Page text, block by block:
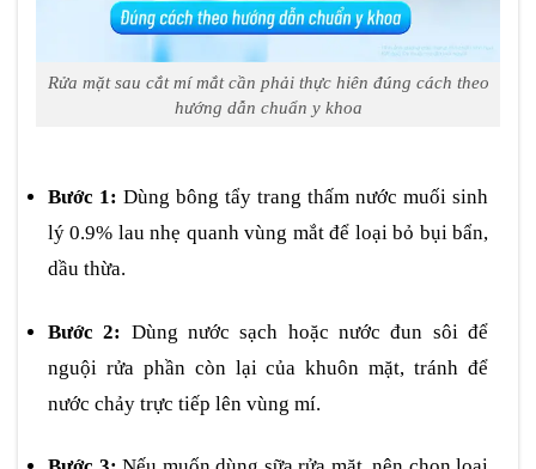
Rửa mặt sau cắt mí mắt cần phải thực hiên đúng cách theo
hướng dẫn chuẩn y khoa
Bước 1: Dùng bông tẩy trang thấm nước muối sinh
lý 0.9% lau nhẹ quanh vùng mắt để loại bỏ bụi bẩn,
dầu thừa.
Bước 2: Dùng nước sạch hoặc nước đun sôi để
nguội rửa phần còn lại của khuôn mặt, tránh để
nước chảy trực tiếp lên vùng mí.